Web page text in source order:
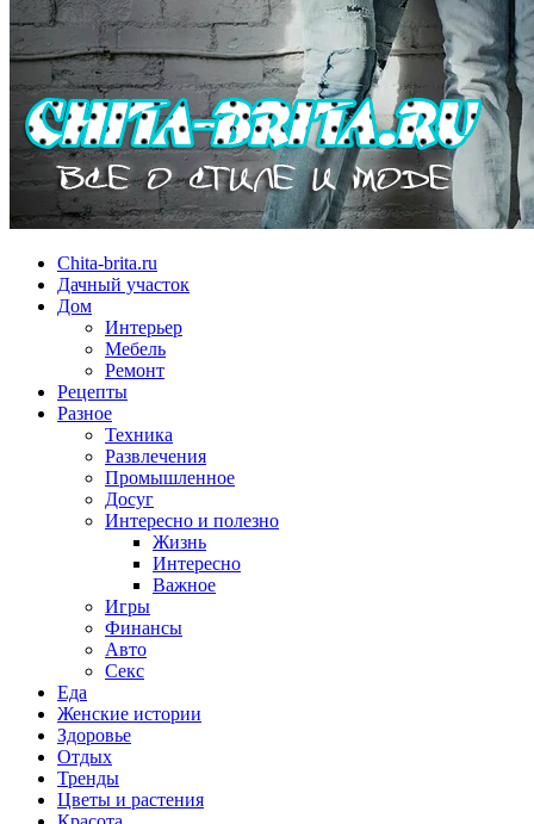
Chita-brita.ru
Дачный участок
Дом
Интерьер
Мебель
Ремонт
Рецепты
Разное
Техника
Развлечения
Промышленное
Досуг
Интересно и полезно
Жизнь
Интересно
Важное
Игры
Финансы
Авто
Секс
Еда
Женские истории
Здоровье
Отдых
Тренды
Цветы и растения